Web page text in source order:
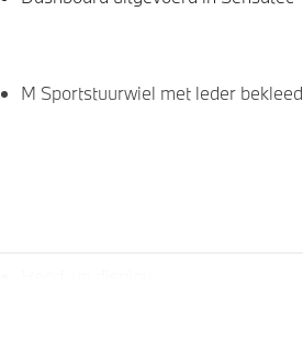
M Sportstuurwiel met leder bekleed